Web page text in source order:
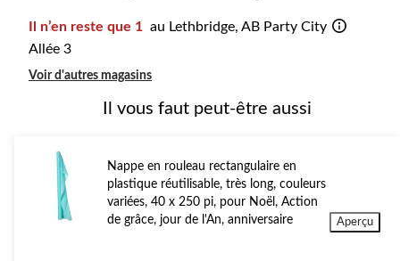
Il n’en reste que 1 au Lethbridge, AB Party City
Allée 3
Voir d'autres magasins
Il vous faut peut-être aussi
Nappe en rouleau rectangulaire en
plastique réutilisable, très long, couleurs
variées, 40 x 250 pi, pour Noël, Action
de grâce, jour de l'An, anniversaire
Aperçu